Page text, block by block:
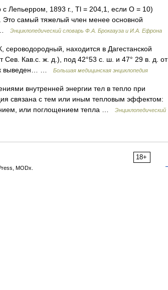
Лепьерром, 1893 г., Tl = 204,1, если О = 10)
Это самый тяжелый член менее основной
…
Энциклопедический словарь Ф.А. Брокгауза и И.А. Ефрона
находится в Дагестанской
Сев. Кав.с. ж. д.), под 42°53 с. ш. и 47° 29 в. д. от
выведен… …
Большая медицинская энциклопедия
внутренней энергии тел в тепло при
связана с тем или иным тепловым эффектом:
или поглощением тепла …
Энциклопедический
18+
MODx.